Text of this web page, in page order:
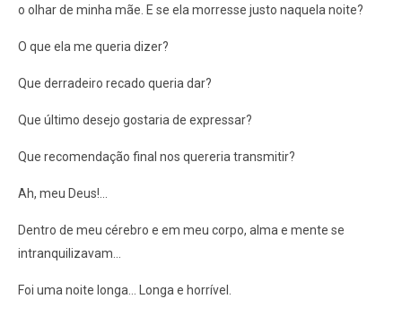
o olhar de minha mãe. E se ela morresse justo naquela noite?
O que ela me queria dizer?
Que derradeiro recado queria dar?
Que último desejo gostaria de expressar?
Que recomendação final nos quereria transmitir?
Ah, meu Deus!...
Dentro de meu cérebro e em meu corpo, alma e mente se
intranquilizavam...
Foi uma noite longa... Longa e horrível.